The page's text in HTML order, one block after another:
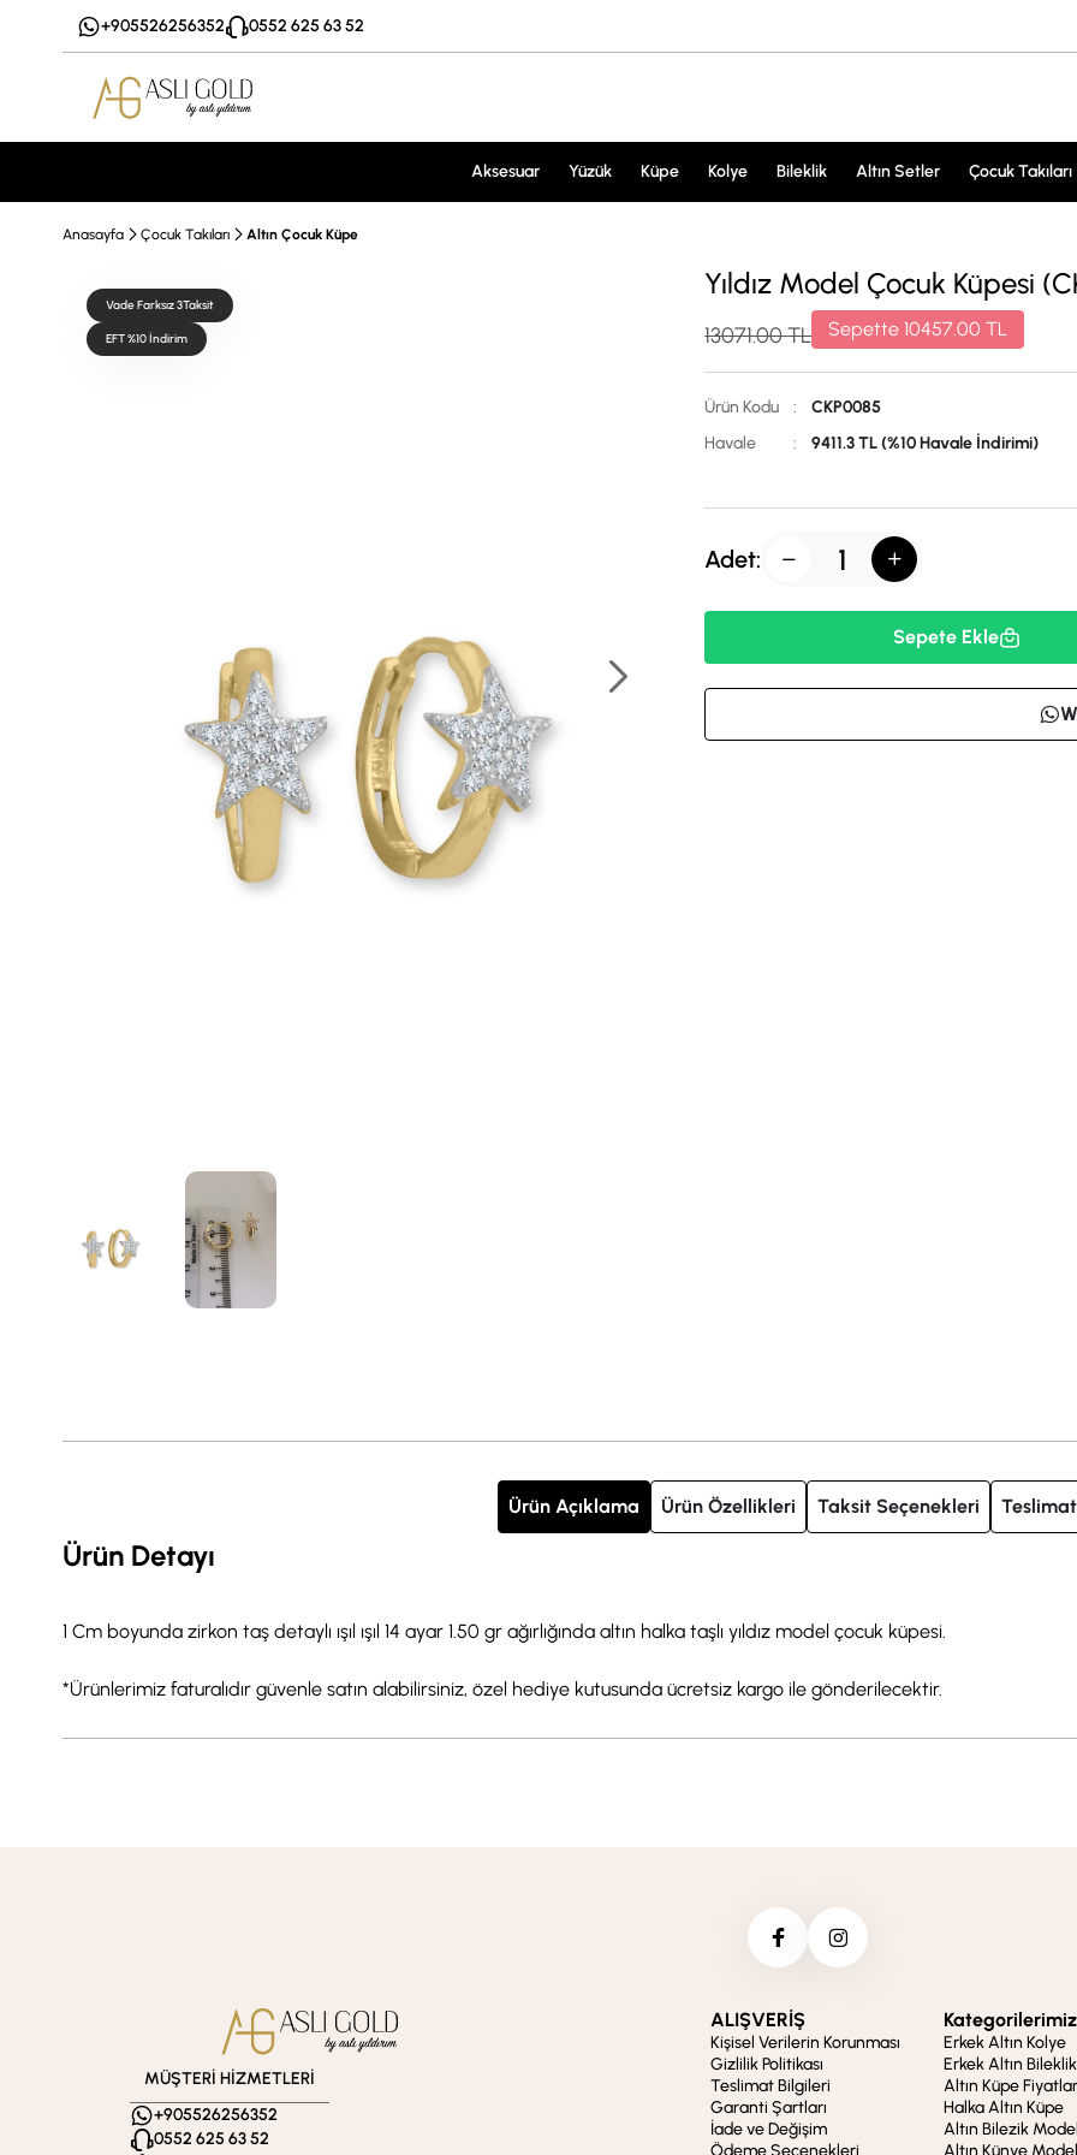
+905526256352 0552 625 63 52
Aksesuar Yüzük Küpe Kolye Bileklik Altın Setler Çocuk Takıları
Anasayfa Çocuk Takıları Altın Çocuk Küpe
Vade Farksız 3Taksit
EFT %10 İndirim
Yıldız Model Çocuk Küpesi
13071.00TL Sepette10457.00TL
Ürün Kodu :
CKP0085
Havale
: 9411.3 TL (%10 Havale İndirimi)
Adet:
Sepete Ekle
Ürün Açıklama Ürün Özellikleri Taksit Seçenekleri
Ürün Detayı
1 Cm boyunda zirkon taş detaylı ışıl ışıl 14 ayar 1.50 gr ağırlığında altın halka taşlı yıldız model çocuk küpesi.
*Ürünlerimiz faturalıdır güvenle satın alabilirsiniz, özel hediye kutusunda ücretsiz kargo ile gönderilecektir.
MÜŞTERİ HİZMETLERİ
+905526256352
0552 625 63 52
ALIŞVERİŞ
Kişisel Verilerin Korunması
Gizlilik Politikası
Teslimat Bilgileri
Garanti Şartları
İade ve Değişim
Ödeme Seçenekleri
Kategorilerimiz
Erkek Altın Kolye
Erkek Altın Bileklik
Altın Küpe
Halka Altın Küpe
Altın Bilezik
Altın Künye